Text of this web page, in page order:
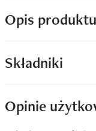
Opis produktu
Składniki
Opinie